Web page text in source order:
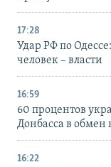
17:28
Удар РФ по
человек – власти
16:59
60 процентов
Донбасса в обмен
16:22